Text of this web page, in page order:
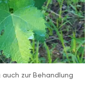
zur Behandlung